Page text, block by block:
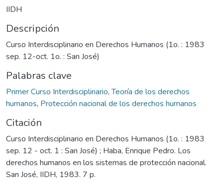
IIDH
Descripción
Curso Interdisciplinario en Derechos Humanos (1o. : 1983
sep. 12-oct. 1o. : San José)
Palabras clave
Primer Curso Interdisciplinario,Teoría de los derechos
humanos, Protección nacional de los derechos humanos
Citación
Curso Interdisciplinario en Derechos Humanos (1o. : 1983
sep. 12 - oct. 1 : San José) ; Haba, Enrique Pedro. Los
derechos humanos en los sistemas de protección nacional.
San José, IIDH, 1983. 7 p.